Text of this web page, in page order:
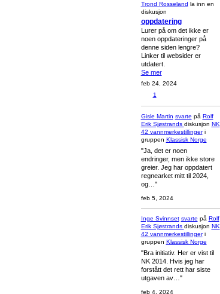
Trond Rosseland la inn en
diskusjon
oppdatering
Lurer på om det ikke er
noen oppdateringer på
denne siden lengre?
Linker til websider er
utdatert.
Se mer
feb 24, 2024
1
Gisle Martin svarte på Rolf
Erik Sjøstrands diskusjon NK
42 vannmerkestillingeri
gruppen Klassisk Norge
"Ja, det er noen
endringer, men ikke store
greier. Jeg har oppdatert
regnearket mitt til 2024,
og…"
feb 5, 2024
Inge Svinnset svarte på Rolf
Erik Sjøstrands diskusjon NK
42 vannmerkestillingeri
gruppen Klassisk Norge
"Bra initiativ. Her er vist til
NK 2014. Hvis jeg har
forstått det rett har siste
utgaven av…"
feb 4, 2024